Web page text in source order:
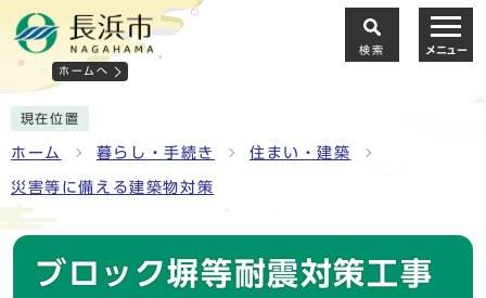
ホームへ
検索 メニュー
現在位置
ホーム 暮らし・手続き 住まい・建築
災害等に備える建築物対策
ブロック塀等耐震対策工事